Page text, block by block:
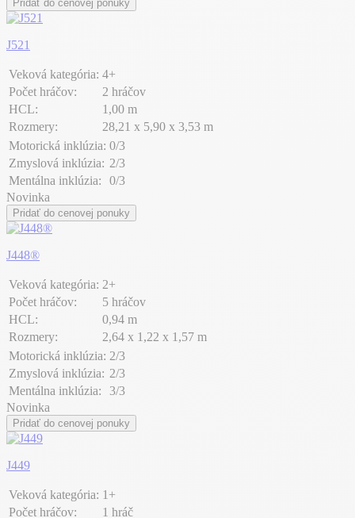
Pridať do cenovej ponuky
J521
Veková kategória: 4+
Počet hráčov:
2 hráčov
HCL:
1,00 m
Rozmery:
28,21 x 5,90 x 3,53 m
Motorická inklúzia: 0/3
Zmyslová inklúzia: 2/3
Mentálna inklúzia:
0/3
Novinka
Pridať do cenovej ponuky
J448®
Veková kategória: 2+
Počet hráčov:
5 hráčov
HCL:
0,94 m
Rozmery:
2,64 x 1,22 x 1,57 m
Motorická inklúzia: 2/3
Zmyslová inklúzia: 2/3
Mentálna inklúzia:
3/3
Novinka
Pridať do cenovej ponuky
J449
Veková kategória: 1+
Počet hráčov:
1 hráč